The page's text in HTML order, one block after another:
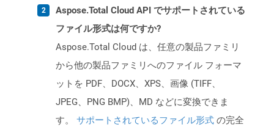
Aspose.Total Cloud API でサポートされている
ファイル形式は何ですか?
Aspose.Total Cloud は、任意の製品ファミリ
から他の製品ファミリへのファイル フォーマ
ットを PDF、DOCX、XPS、画像 (TIFF、
JPEG、PNG BMP)、MD などに変換できま
す。 サポートされているファイル形式 の完全